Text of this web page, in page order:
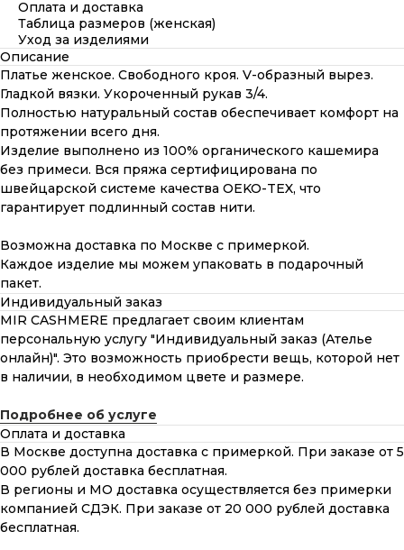
Оплата и доставка
Таблица размеров (женская)
Уход за изделиями
Описание
Платье женское. Свободного кроя. V-образный вырез.
Гладкой вязки. Укороченный рукав 3/4.
Полностью натуральный состав обеспечивает комфорт на
протяжении всего дня.
Изделие выполнено из 100% органического кашемира
без примеси. Вся пряжа сертифицирована по
швейцарской системе качества OEKO-TEX, что
гарантирует подлинный состав нити.
Возможна доставка по Москве с примеркой.
Каждое изделие мы можем упаковать в подарочный
пакет.
Индивидуальный заказ
MIR CASHMERE предлагает своим клиентам
персональную услугу "Индивидуальный заказ (Ателье
онлайн)". Это возможность приобрести вещь, которой нет
в наличии, в необходимом цвете и размере.
Подробнее об услуге
Оплата и доставка
В Москве доступна доставка с примеркой. При заказе от 5
000 рублей доставка бесплатная.
В регионы и МО доставка осуществляется без примерки
компанией СДЭК. При заказе от 20 000 рублей доставка
бесплатная.